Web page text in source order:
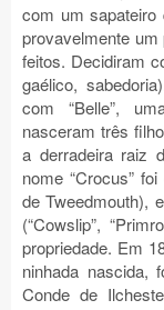
com um sapateiro
provavelmente
feitos. Decidiram
gaélico,
com “Belle”,
nasceram três
a derradeira raiz
nome “Crocus”
de Tweedmouth),
(“Cowslip”,
propriedade. Em
ninhada nascida,
Conde de